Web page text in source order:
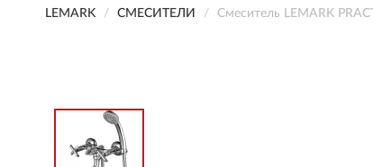
LEMARK СМЕСИТЕЛИ Смеситель LEMARK